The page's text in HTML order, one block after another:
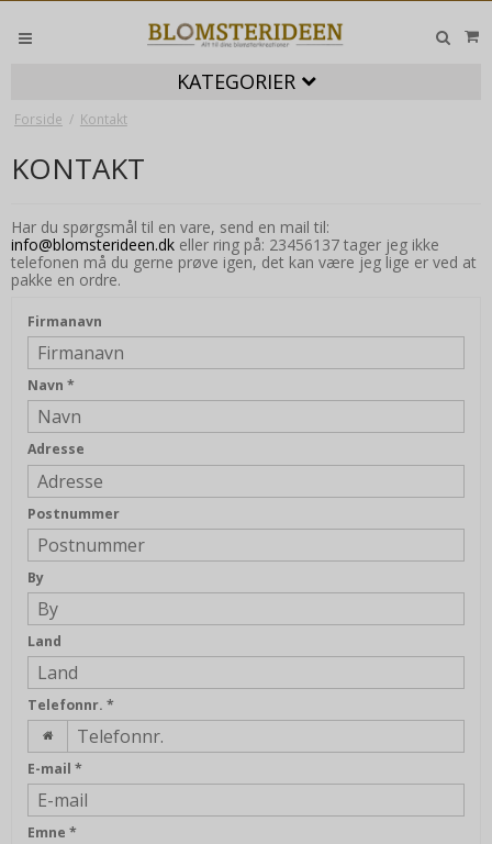
KATEGORIER
Forside / Kontakt
KONTAKT
Har du spørgsmål til en vare, send en mail til:
info@blomsterideen.dk eller ring på: 23456137 tager jeg ikke
telefonen må du gerne prøve igen, det kan være jeg lige er ved at
pakke en ordre.
Firmanavn
Navn *
Adresse
Postnummer
By
Land
Telefonnr. *
E-mail *
Emne *